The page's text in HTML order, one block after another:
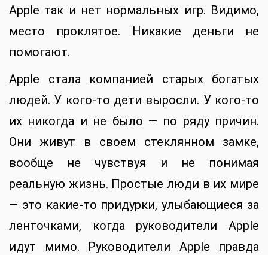
Apple так и нет нормальных игр. Видимо,
место проклятое. Никакие деньги не
помогают.
Apple стала компанией старых богатых
людей. У кого-то дети выросли. У кого-то
их никогда и не было — по ряду причин.
Они живут в своем стеклянном замке,
вообще не чувствуя и не понимая
реальную жизнь. Простые люди в их мире
— это какие-то придурки, улыбающиеся за
ленточками, когда руководители Apple
идут мимо. Руководители Apple правда